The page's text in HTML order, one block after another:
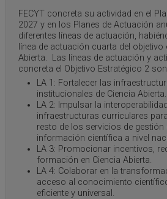
FECYT concreta su actividad en el
2027 y en los Planes de Actuación
diferentes líneas de actuación,
línea de actuación cuarta del objetivo
Abierta. Las líneas de actuación y
concreta el Objetivo Estratégico 2
LA 1: Fortalecer las
institucionales de Ciencia Abierta.
LA 2: Impulsar la
infraestructuras curriculares
resto de los servicios de gestión
información científica a nivel
LA 3: Promocionar incentivos,
formación en Ciencia Abierta.
LA 4: Colaborar en la
acceso al conocimiento
eficiente y universal.